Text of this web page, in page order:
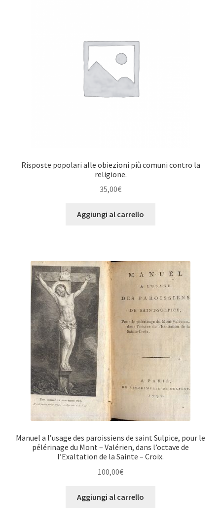
Risposte popolari alle obiezioni più comuni contro la
religione.
35,00€
Aggiungi al carrello
Manuel a l’usage des paroissiens de saint Sulpice, pour le
pélérinage du Mont – Valérien, dans l’octave de
l’Exaltation de la Sainte – Croix.
100,00€
Aggiungi al carrello